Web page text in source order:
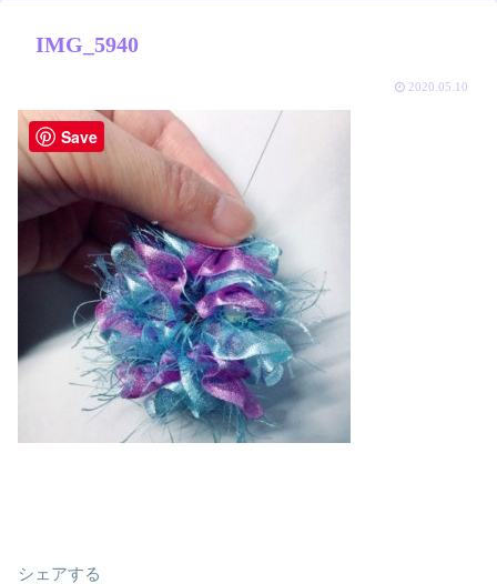
IMG_5940
2020.05.10
シェアする
Save